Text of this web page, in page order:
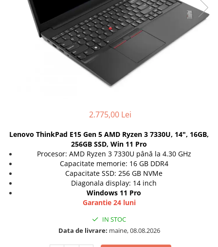
Genti Laptop
Incarcatoare laptop
Incarcatoare laptop refurbished
Standuri și Coolere Laptop
Coolere
Surse PC
Ventilatoare carcasa
Componente Renew/Refurbished
Calculatoare All-in-One NOI
All-in-One REFURBISHED
Calculatoare All-in-One RENEW
Componente All-in-One
2.775,00 Lei
Lenovo ThinkPad E15 Gen 5 AMD Ryzen 3 7330U, 14", 16GB,
256GB SSD, Win 11 Pro
Procesor: AMD Ryzen 3 7330U până la 4.30 GHz
Capacitate memorie: 16 GB DDR4
Capacitate SSD: 256 GB NVMe
Diagonala display: 14 inch
Windows 11 Pro
Garantie 24 luni
IN STOC
Data de livrare: maine, 08.08.2026